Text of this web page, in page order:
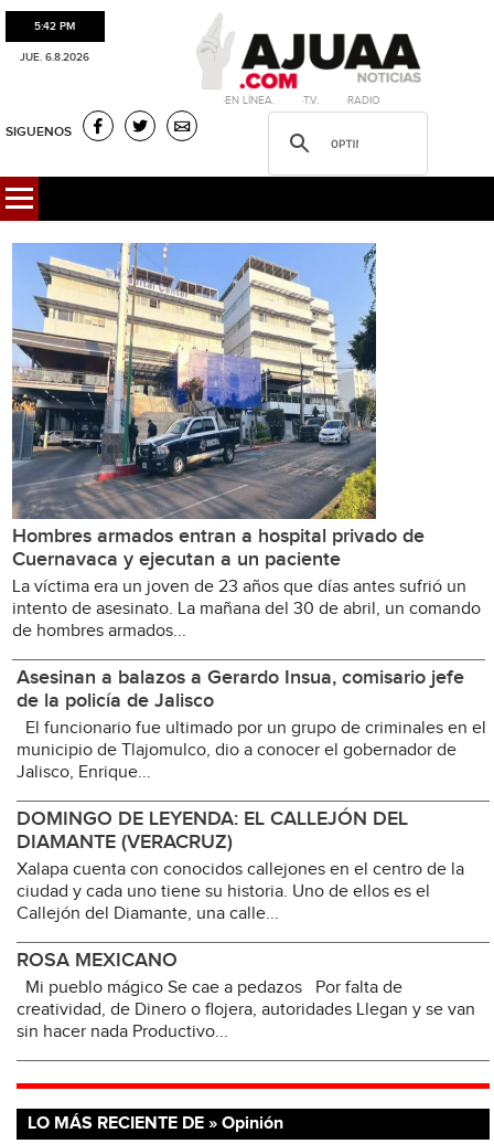
5:42 PM
JUE. 6.8.2026
·EN LÍNEA. ·T.V. ·RADIO
SIGUENOS
Hombres armados entran a hospital privado de
Cuernavaca y ejecutan a un paciente
La víctima era un joven de 23 años que días antes sufrió un
intento de asesinato. La mañana del 30 de abril, un comando
de hombres armados...
Asesinan a balazos a Gerardo Insua, comisario jefe
de la policía de Jalisco
El funcionario fue ultimado por un grupo de criminales en el
municipio de Tlajomulco, dio a conocer el gobernador de
Jalisco, Enrique...
DOMINGO DE LEYENDA: EL CALLEJÓN DEL
DIAMANTE (VERACRUZ)
Xalapa cuenta con conocidos callejones en el centro de la
ciudad y cada uno tiene su historia. Uno de ellos es el
Callejón del Diamante, una calle...
ROSA MEXICANO
Mi pueblo mágico Se cae a pedazos Por falta de
creatividad, de Dinero o flojera, autoridades Llegan y se van
sin hacer nada Productivo...
LO MÁS RECIENTE DE » Opinión